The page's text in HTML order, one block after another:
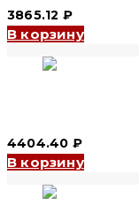
3865.12 ₽
В корзину
4404.40 ₽
В корзину